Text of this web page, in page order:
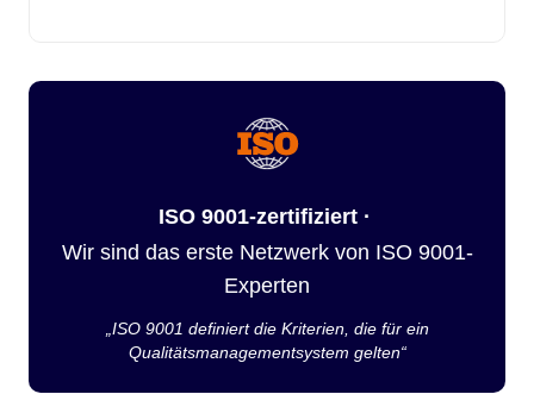
ISO 9001-zertifiziert ·
Wir sind das erste Netzwerk von ISO 9001-
Experten
„ISO 9001 definiert die Kriterien, die für ein
Qualitätsmanagementsystem gelten“